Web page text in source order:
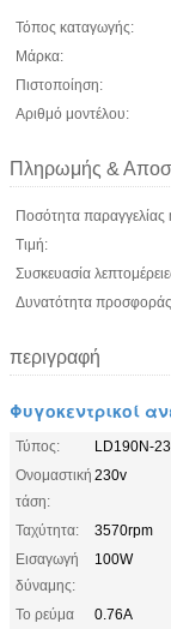
Τόπος καταγωγής:
Μάρκα:
Πιστοποίηση:
Αριθμό μοντέλου:
Πληρωμής &
Ποσότητα παραγγελίας
Τιμή:
Συσκευασία
Δυνατότητα
περιγραφή
Φυγοκεντρικοί
Τύπος:
LD190N-
Ονομαστική
τάση:
230v
Ταχύτητα:
3570rpm
Εισαγωγή
δύναμης:
100W
Το ρεύμα
0.76A